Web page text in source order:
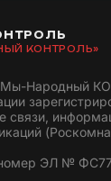
КОНТРОЛЬ»
Народный
связи,
ЭЛ №